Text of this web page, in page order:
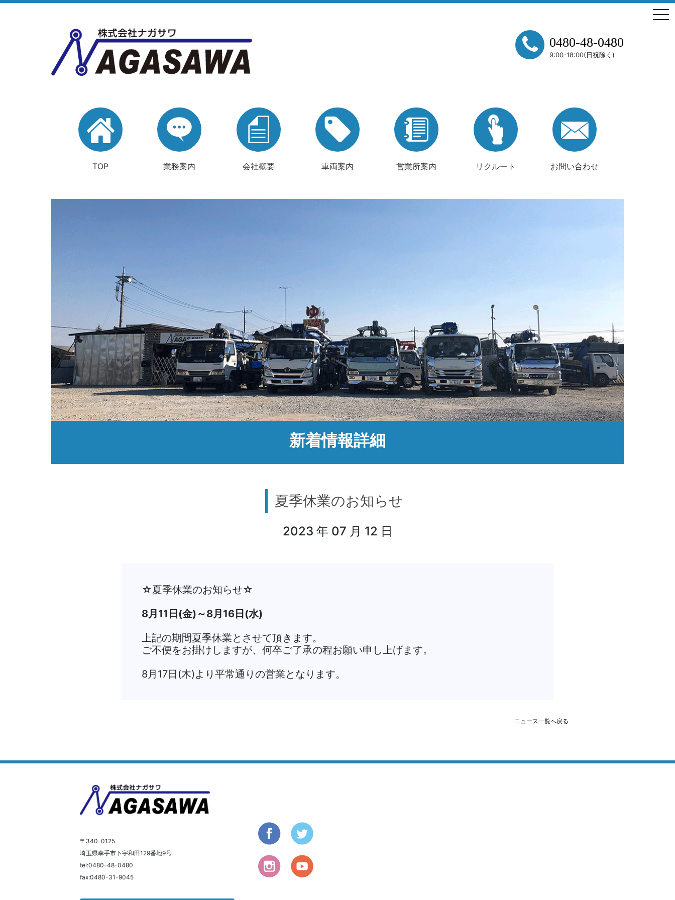
0480-48-0480
9:00-18:00(日祝除く)
TOP 業務案内 会社概要 車両案内 営業所案内 リクルート お問い合わせ
新着情報詳細
夏季休業のお知らせ
2023 年 07 月 12 日
☆夏季休業のお知らせ☆
8月11日(金)～8月16日(水)
上記の期間夏季休業とさせて頂きます。
ご不便をお掛けしますが、何卒ご了承の程お願い申し上げます。
8月17日(木)より平常通りの営業となります。
ニュース一覧へ戻る
〒340-0125
埼玉県幸手市下宇和田129番地9号
tel:0480-48-0480
fax:0480-31-9045